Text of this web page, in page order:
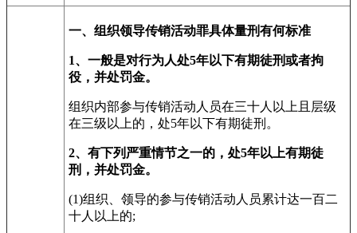
一、组织领导传销活动罪具体量刑有何标准
1、一般是对行为人处5年以下有期徒刑或者拘
役，并处罚金。
组织内部参与传销活动人员在三十人以上且层级
在三级以上的，处5年以下有期徒刑。
2、有下列严重情节之一的，处5年以上有期徒
刑，并处罚金。
(1)组织、领导的参与传销活动人员累计达一百二
十人以上的;